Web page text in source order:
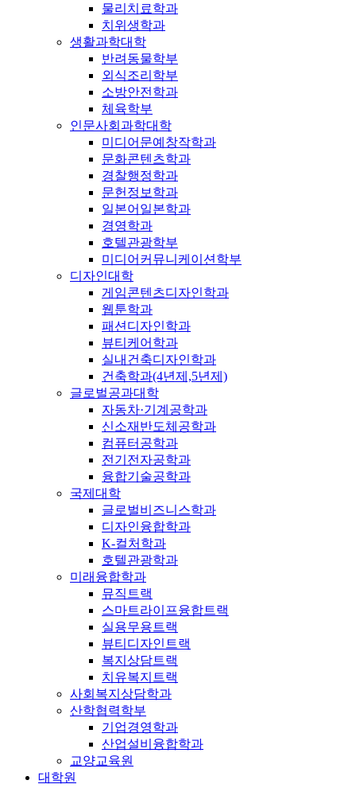
물리치료학과
치위생학과
생활과학대학
반려동물학부
외식조리학부
소방안전학과
체육학부
인문사회과학대학
미디어문예창작학과
문화콘텐츠학과
경찰행정학과
문헌정보학과
일본어일본학과
경영학과
호텔관광학부
미디어커뮤니케이션학부
디자인대학
게임콘텐츠디자인학과
웹툰학과
패션디자인학과
뷰티케어학과
실내건축디자인학과
건축학과(4년제,5년제)
글로벌공과대학
자동차·기계공학과
신소재반도체공학과
컴퓨터공학과
전기전자공학과
융합기술공학과
국제대학
글로벌비즈니스학과
디자인융합학과
K-컬처학과
호텔관광학과
미래융합학과
뮤직트랙
스마트라이프융합트랙
실용무용트랙
뷰티디자인트랙
복지상담트랙
치유복지트랙
사회복지상담학과
산학협력학부
기업경영학과
산업설비융합학과
교양교육원
대학원